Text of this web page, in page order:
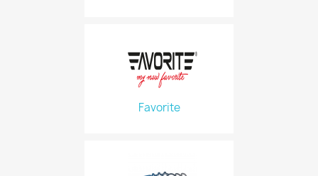
Favorite